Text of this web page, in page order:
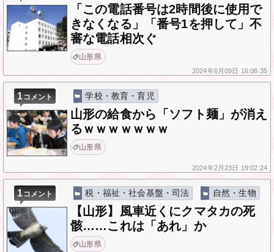
「この電話番号は2時間後に使用で
きなくなる」「番号1を押して」不
審な電話相次ぐ
山形県
2024年6月09日 16:06:35
1コメント 学校・教育・育児
山形の給食から「ソフト麺」が消え
るｗｗｗｗｗｗｗ
山形県
2024年2月23日 19:02:24
1コメント 税・福祉・社会基盤・司法 自然・生物
【山形】風車近くにクマタカの死
骸……これは「あれ」か
山形県